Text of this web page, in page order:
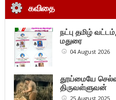
கவிதை
நட்பு தமிழ்
மதுரை
04 August 2026
தூய்மையே
திருவள்ளுவன்
25 August 2025